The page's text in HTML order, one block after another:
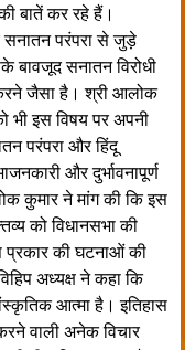
बातें कर रहे हैं।
सनातन परंपरा से जुड़े
बावजूद सनातन विरोधी
जैसा है। श्री आलोक
भी इस विषय पर अपनी
परंपरा और हिंदू
और दुर्भावनापूर्ण
कुमार ने मांग की कि इस
को विधानसभा की
प्रकार की घटनाओं की
अध्यक्ष ने कहा कि
आत्मा है। इतिहास
वाली अनेक विचार